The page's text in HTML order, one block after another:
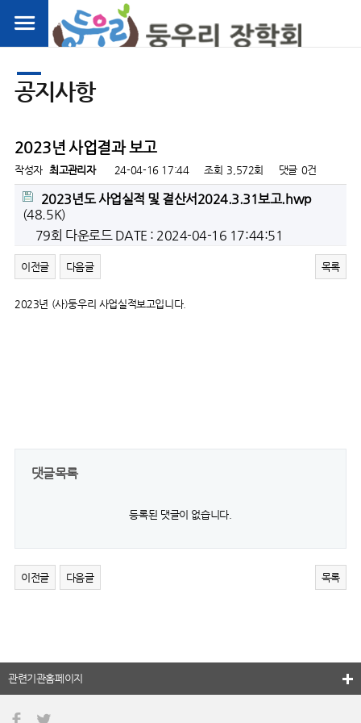
공지사항
2023년 사업결과 보고
작성자 최고관리자 24-04-16 17:44 조회 3,572회 댓글 0건
2023년도 사업실적 및 결산서2024.3.31보고.hwp
(48.5K)
79회 다운로드 DATE : 2024-04-16 17:44:51
이전글 다음글 목록
2023년 (사)둥우리 사업실적보고입니다.
댓글목록
등록된 댓글이 없습니다.
이전글 다음글 목록
관련기관홈페이지